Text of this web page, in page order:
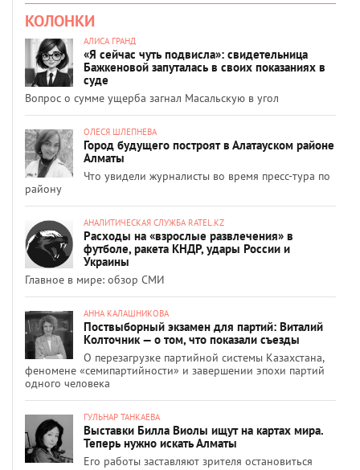
КОЛОНКИ
АЛИСА ГРАНД
«Я сейчас чуть подвисла»: свидетельница
Бажкеновой запуталась в своих показаниях в
суде
Вопрос о сумме ущерба загнал Масальскую в угол
ОЛЕСЯ ШЛЕПНЕВА
Город будущего построят в Алатауском районе
Алматы
Что увидели журналисты во время пресс-тура по
району
АНАЛИТИЧЕСКАЯ СЛУЖБА RATEL.KZ
Расходы на «взрослые развлечения» в
футболе, ракета КНДР, удары России и
Украины
Главное в мире: обзор СМИ
АННА КАЛАШНИКОВА
Поствыборный экзамен для партий: Виталий
Колточник — о том, что показали съезды
О перезагрузке партийной системы Казахстана,
феномене «семипартийности» и завершении эпохи партий
одного человека
ГУЛЬНАР ТАНКАЕВА
Выставки Билла Виолы ищут на картах мира.
Теперь нужно искать Алматы
Его работы заставляют зрителя остановиться